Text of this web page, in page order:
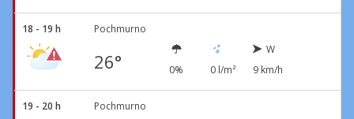
18 - 19 h Pochmurno
26° 0% 0 l/m²
W
9 km/h
19 - 20 h Pochmurno